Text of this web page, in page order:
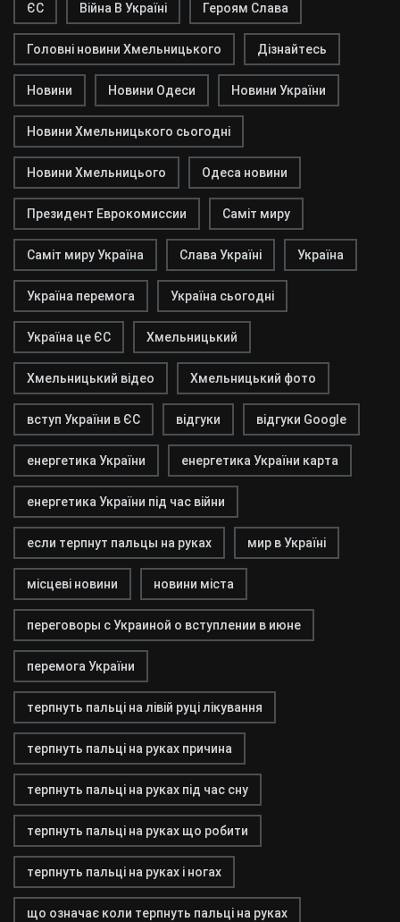
ЄС Війна В Україні Героям Слава
Головні новини Хмельницького Дізнайтесь
Новини Новини Одеси Новини України
Новини Хмельницького сьогодні
Новини Хмельницього Одеса новини
Президент Еврокомиссии Саміт миру
Саміт миру Україна Слава Україні Україна
Україна перемога Україна сьогодні
Україна це ЄС Хмельницький
Хмельницький відео Хмельницький фото
вступ України в ЄС відгуки відгуки Google
енергетика України енергетика України карта
енергетика України під час війни
если терпнут пальцы на руках мир в Україні
місцеві новини новини міста
переговоры с Украиной о вступлении в июне
перемога України
терпнуть пальці на лівій руці лікування
терпнуть пальці на руках причина
терпнуть пальці на руках під час сну
терпнуть пальці на руках що робити
терпнуть пальці на руках і ногах
що означає коли терпнуть пальці на руках